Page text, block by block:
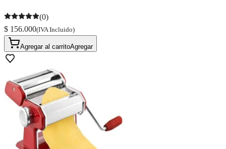
(0)
$ 156.000(IVA Incluido)
Agregar al carritoAgregar